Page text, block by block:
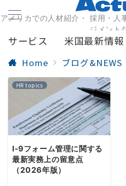
アメリカでの人材紹介・ 採用・人
ジメント
サービス 米国最新情
Home ブログ&NEWS
HR topics
I-9フォーム管理に関する
最新実務上の留意点
（2026年版）